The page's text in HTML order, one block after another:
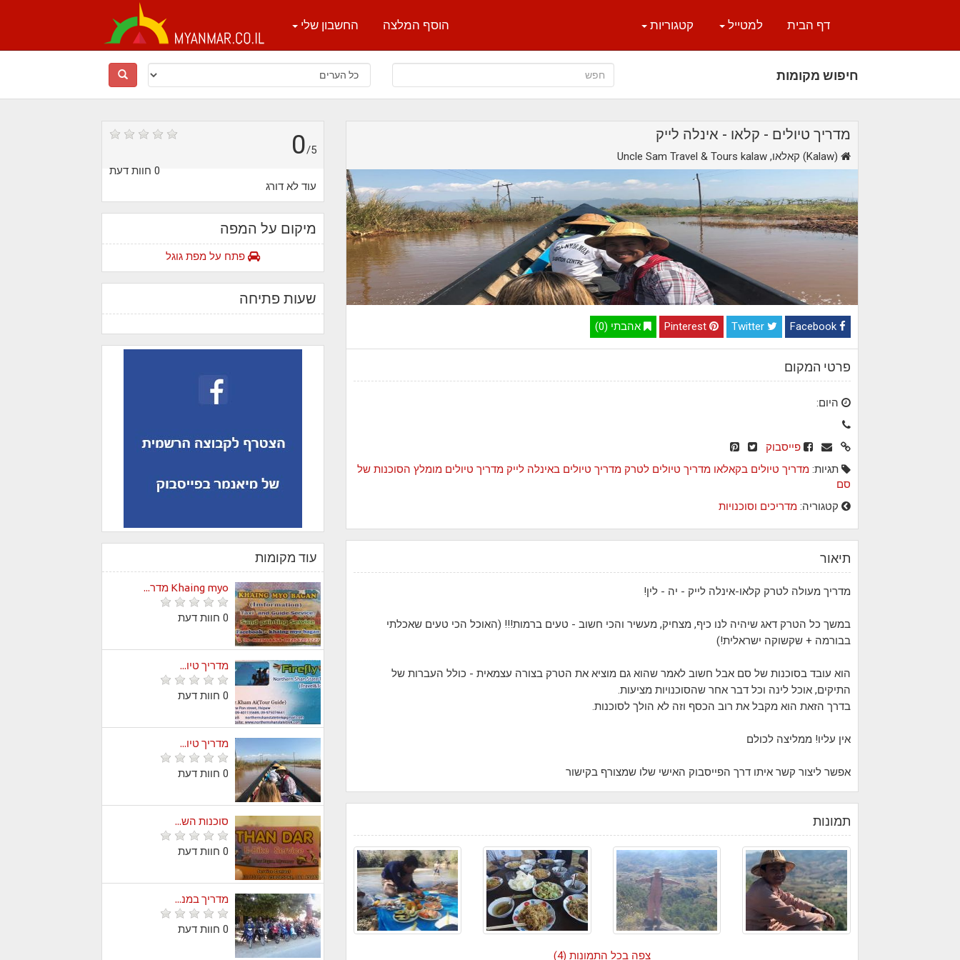
דף הבית למטייל קטגוריות הוסף המלצה החשבון שלי
חיפוש מקומות
מדריך טיולים - קלאו - אינלה לייק
Uncle Sam Travel & Tours kalaw ,קאלאו (Kalaw)
אהבתי (0)
פרטי המקום
היום:
פייסבוק
תגיות: מדריך טיולים בקאלאו מדריך טיולים לטרק מדריך טיולים באינלה לייק מדריך טיולים מומלץ הסוכנות של
סם
קטגוריה: מדריכים וסוכנויות
תיאור
מדריך מעולה לטרק קלאו-אינלה לייק - יה - לין!
במשך כל הטרק דאג שיהיה לנו כיף, מצחיק, מעשיר והכי חשוב - טעים ברמות!!! (האוכל הכי טעים שאכלתי
בבורמה + שקשוקה ישראלית!)
הוא עובד בסוכנות של סם אבל חשוב לאמר שהוא גם מוציא את הטרק בצורה עצמאית - כולל העברות של
התיקים, אוכל לינה וכל דבר אחר שהסוכנויות מציעות.
בדרך הזאת הוא מקבל את רוב הכסף וזה לא הולך לסוכנות.
אין עליו! ממליצה לכולם
אפשר ליצור קשר איתו דרך הפייסבוק האישי שלו שמצורף בקישור
תמונות
צפה בכל התמונות (4)
0/5
0 חוות דעת
עוד לא דורג
מיקום על המפה
פתח על מפת גוגל
שעות פתיחה
עוד מקומות
Khaing myo מדר...
0 חוות דעת
מדריך טיו...
0 חוות דעת
מדריך טיו...
0 חוות דעת
סוכנות הש...
0 חוות דעת
מדריך במנ...
0 חוות דעת